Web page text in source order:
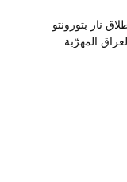
المهرّبة